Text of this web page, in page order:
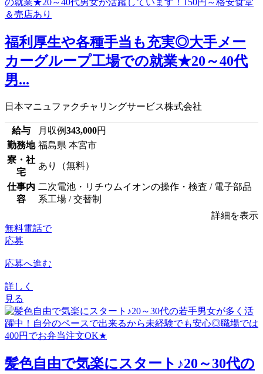
福利厚生や各種手当も充実◎大手メー
カーグループ工場での就業★20～40代
男...
日本マニュファクチャリングサービス株式会社
給与 月収例343,000円
勤務地 福島県 本宮市
寮・社
宅
あり（無料）
仕事内
容
二次電池・リチウムイオンの操作・検査 / 電子部品
系工場 / 交替制
詳細を表示
無料電話で
応募
応募へ進む
詳しく
見る
髪色自由で気楽にスタート♪20～30代の